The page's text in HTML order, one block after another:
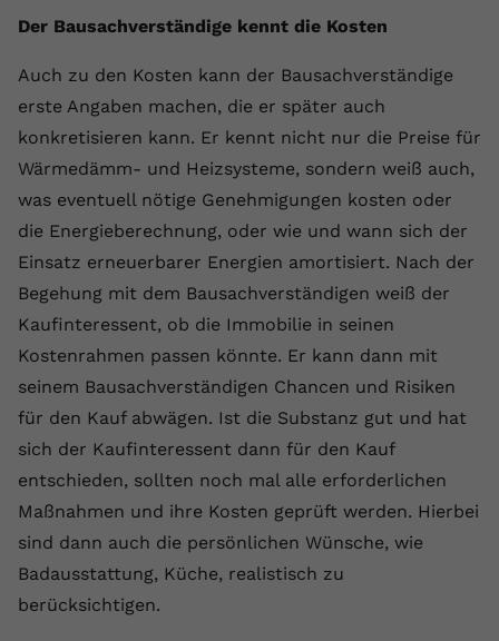
Der Bausachverständige kennt die Kosten
Auch zu den Kosten kann der Bausachverständige
erste Angaben machen, die er später auch
konkretisieren kann. Er kennt nicht nur die Preise für
Wärmedämm- und Heizsysteme, sondern weiß auch,
was eventuell nötige Genehmigungen kosten oder
die Energieberechnung, oder wie und wann sich der
Einsatz erneuerbarer Energien amortisiert. Nach der
Begehung mit dem Bausachverständigen weiß der
Kaufinteressent, ob die Immobilie in seinen
Kostenrahmen passen könnte. Er kann dann mit
seinem Bausachverständigen Chancen und Risiken
für den Kauf abwägen. Ist die Substanz gut und hat
sich der Kaufinteressent dann für den Kauf
entschieden, sollten noch mal alle erforderlichen
Maßnahmen und ihre Kosten geprüft werden. Hierbei
sind dann auch die persönlichen Wünsche, wie
Badausstattung, Küche, realistisch zu
berücksichtigen.